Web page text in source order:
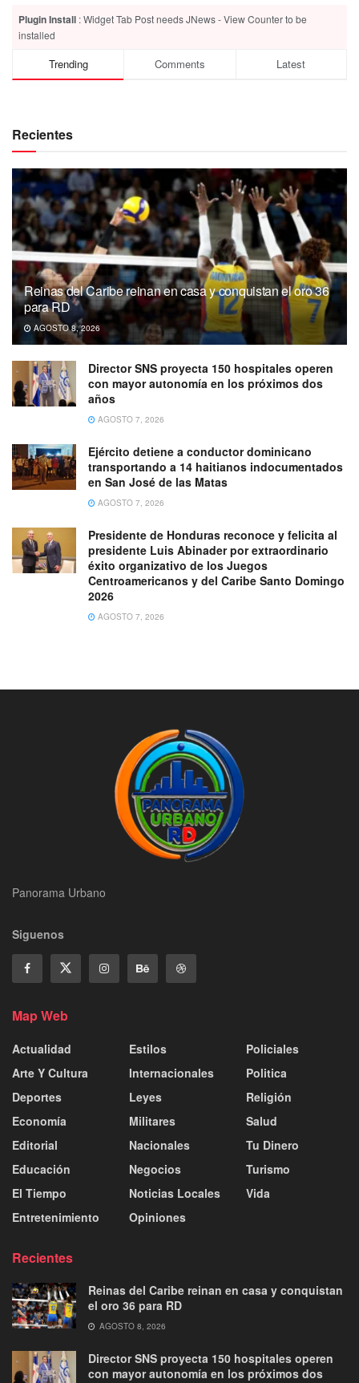
Plugin Install : Widget Tab Post needs JNews - View Counter to be
installed
Trending Comments Latest
Recientes
Reinas del Caribe reinan en casa y conquistan el oro 36
para RD
AGOSTO 8, 2026
Director SNS proyecta 150 hospitales operen
con mayor autonomía en los próximos dos
años
AGOSTO 7, 2026
Ejército detiene a conductor dominicano
transportando a 14 haitianos indocumentados
en San José de las Matas
AGOSTO 7, 2026
Presidente de Honduras reconoce y felicita al
presidente Luis Abinader por extraordinario
éxito organizativo de los Juegos
Centroamericanos y del Caribe Santo Domingo
2026
AGOSTO 7, 2026
Panorama Urbano
Siguenos
Map Web
Actualidad
Arte Y Cultura
Deportes
Economía
Editorial
Educación
El Tiempo
Entretenimiento
Estilos
Internacionales
Leyes
Militares
Nacionales
Negocios
Noticias Locales
Opiniones
Policiales
Politica
Religión
Salud
Tu Dinero
Turismo
Vida
Recientes
Reinas del Caribe reinan en casa y conquistan
el oro 36 para RD
AGOSTO 8, 2026
Director SNS proyecta 150 hospitales operen
con mayor autonomía en los próximos dos